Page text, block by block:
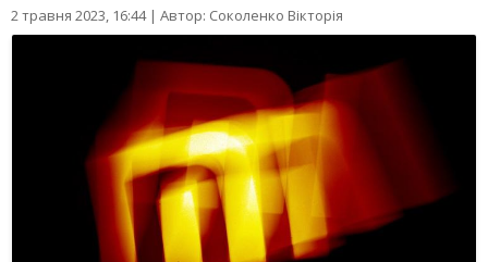
2 травня 2023, 16:44| Автор: Соколенко Вікторія